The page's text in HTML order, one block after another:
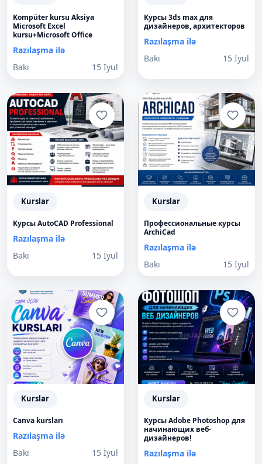
Kompüter kursu Aksiya
Microsoft Excel
kursu+Microsoft Office
Razılaşma ilə
Bakı
15 İyul
Курсы 3ds max для
дизайнеров, архитекторов
Razılaşma ilə
Bakı
15 İyul
Kurslar
Курсы AutoCAD Professional
Razılaşma ilə
Bakı
15 İyul
Kurslar
Профессиональные курсы
ArchiCad
Razılaşma ilə
Bakı
15 İyul
Kurslar
Canva kursları
Razılaşma ilə
Bakı
15 İyul
Kurslar
Курсы Adobe Photoshop для
начинающих веб-
дизайнеров!
Razılaşma ilə